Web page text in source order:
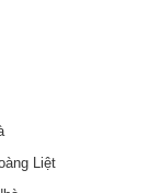
Liệt